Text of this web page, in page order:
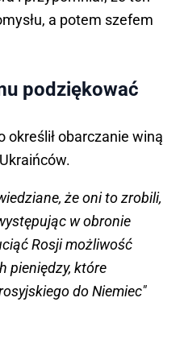
a potem szefem
podziękować
określił obarczanie winą
że oni to zrobili,
w obronie
Rosji możliwość
pieniędzy, które
do Niemiec"